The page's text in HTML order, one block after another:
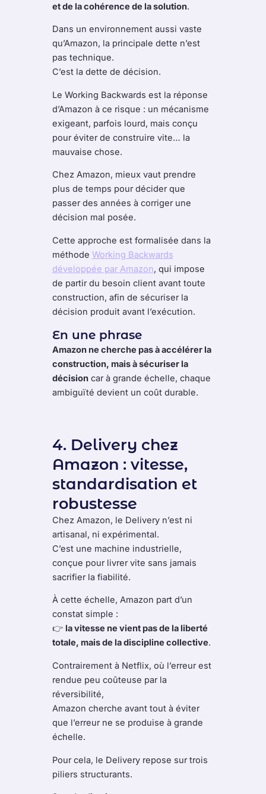
et de la cohérence de la solution.
Dans un environnement aussi vaste
qu’Amazon, la principale dette n’est
pas technique.
C’est la dette de décision.
Le Working Backwards est la réponse
d’Amazon à ce risque : un mécanisme
exigeant, parfois lourd, mais conçu
pour éviter de construire vite… la
mauvaise chose.
Chez Amazon, mieux vaut prendre
plus de temps pour décider que
passer des années à corriger une
décision mal posée.
Cette approche est formalisée dans la
méthode Working Backwards
développée par Amazon, qui impose
de partir du besoin client avant toute
construction, afin de sécuriser la
décision produit avant l’exécution.
En une phrase
Amazon ne cherche pas à accélérer la
construction, mais à sécuriser la
décisioncar à grande échelle, chaque
ambiguïté devient un coût durable.
4. Delivery chez
Amazon : vitesse,
standardisation et
robustesse
Chez Amazon, le Delivery n’est ni
artisanal, ni expérimental.
C’est une machine industrielle,
conçue pour livrer vite sans jamais
sacrifier la fiabilité.
À cette échelle, Amazon part d’un
constat simple :
👉 la vitesse ne vient pas de la liberté
totale, mais de la discipline collective.
Contrairement à Netflix, où l’erreur est
rendue peu coûteuse par la
réversibilité,
Amazon cherche avant tout à éviter
que l’erreur ne se produise à grande
échelle.
Pour cela, le Delivery repose sur trois
piliers structurants.